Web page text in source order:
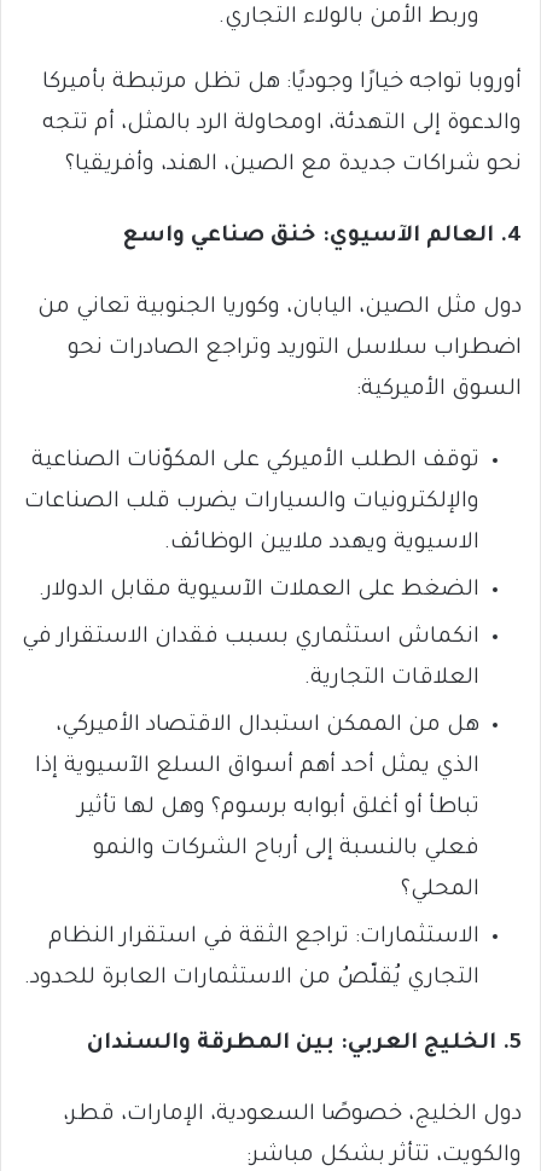
وربط الأمن بالولاء التجاري.
أوروبا تواجه خيارًا وجوديًا: هل تظل مرتبطة بأميركا
والدعوة إلى التهدئة، اومحاولة الرد بالمثل، أم تتجه
نحو شراكات جديدة مع الصين، الهند، وأفريقيا؟
4. العالم الآسيوي: خنق صناعي واسع
دول مثل الصين، اليابان، وكوريا الجنوبية تعاني من
اضطراب سلاسل التوريد وتراجع الصادرات نحو
السوق الأميركية:
توقف الطلب الأميركي على المكوّنات الصناعية
والإلكترونيات والسيارات يضرب قلب الصناعات
الاسيوية ويهدد ملايين الوظائف.
الضغط على العملات الآسيوية مقابل الدولار.
انكماش استثماري بسبب فقدان الاستقرار في
العلاقات التجارية.
هل من الممكن استبدال الاقتصاد الأميركي،
الذي يمثل أحد أهم أسواق السلع الآسيوية إذا
تباطأ أو أغلق أبوابه برسوم؟ وهل لها تأثير
فعلي بالنسبة إلى أرباح الشركات والنمو
المحلي؟
الاستثمارات: تراجع الثقة في استقرار النظام
التجاري يُقلّصُ من الاستثمارات العابرة للحدود.
5. الخليج العربي: بين المطرقة والسندان
دول الخليج، خصوصًا السعودية، الإمارات، قطر،
والكويت، تتأثر بشكل مباشر: